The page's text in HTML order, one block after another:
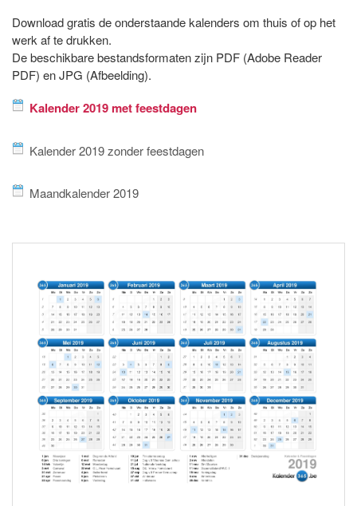
Download gratis de onderstaande kalenders om thuis of op het
werk af te drukken.
De beschikbare bestandsformaten zijn PDF (Adobe Reader
PDF) en JPG (Afbeelding).
Kalender 2019 met feestdagen
Kalender 2019 zonder feestdagen
Maandkalender 2019